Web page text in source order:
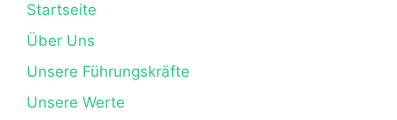
Startseite
Über Uns
Unsere Führungskräfte
Unsere Werte